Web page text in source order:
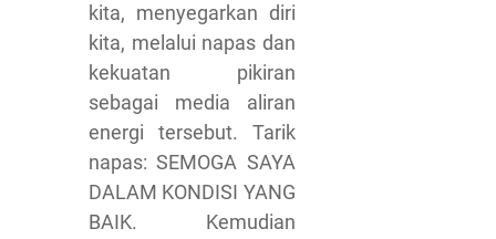
kita, menyegarkan diri
kita, melalui napas dan
kekuatan pikiran
sebagai media aliran
energi tersebut. Tarik
napas: SEMOGA SAYA
DALAM KONDISI YANG
BAIK. Kemudian